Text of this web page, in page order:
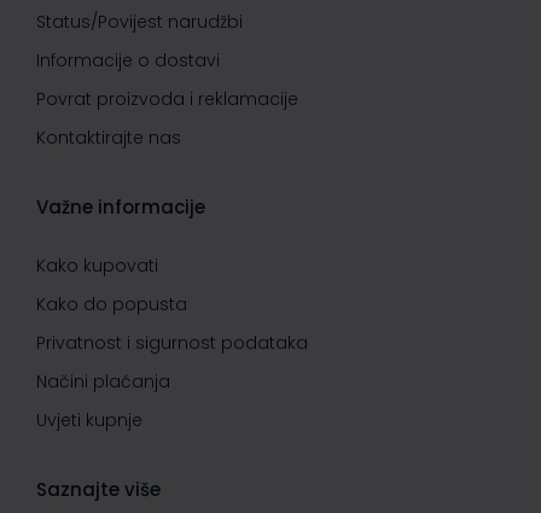
Status/Povijest narudžbi
Informacije o dostavi
Povrat proizvoda i reklamacije
Kontaktirajte nas
Važne informacije
Kako kupovati
Kako do popusta
Privatnost i sigurnost podataka
Načini plaćanja
Uvjeti kupnje
Saznajte više